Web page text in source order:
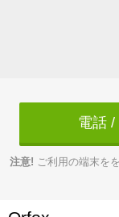
電話 /
注意! ご利用の端末を